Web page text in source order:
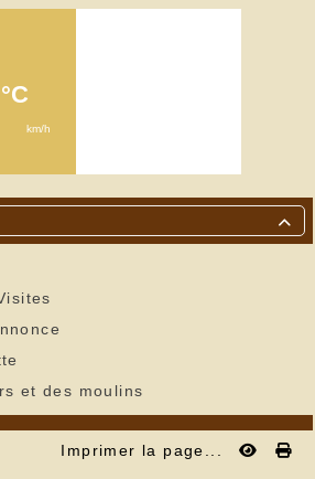

et des moulins
Imprimer la page...